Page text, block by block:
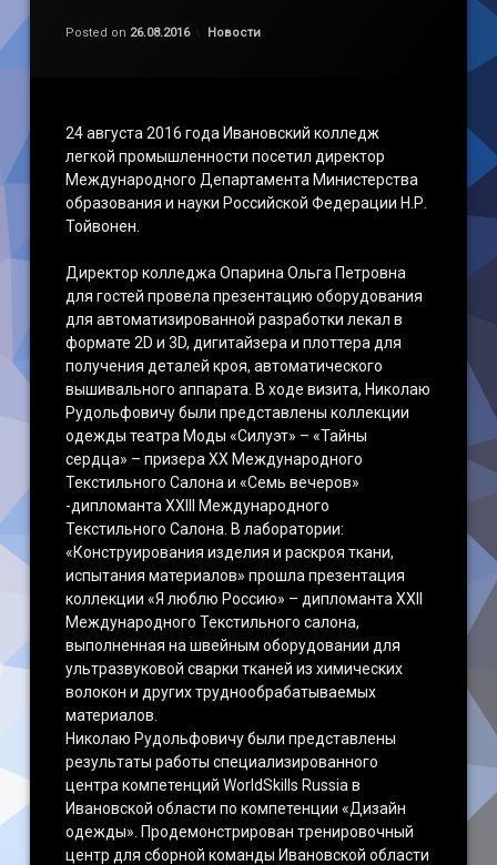
Posted on 26.08.2016
Обновлено на
by
Категории:
Новости
24 августа 2016 года Ивановский колледж
легкой промышленности посетил директор
Международного Департамента Министерства
образования и науки Российской Федерации Н.Р.
Тойвонен.
Директор колледжа Опарина Ольга Петровна
для гостей провела презентацию оборудования
для автоматизированной разработки лекал в
формате 2D и 3D, дигитайзера и плоттера для
получения деталей кроя, автоматического
вышивального аппарата. В ходе визита, Николаю
Рудольфовичу были представлены коллекции
одежды театра Моды «Силуэт» – «Тайны
сердца» – призера ХХ Международного
Текстильного Салона и «Семь вечеров»
-дипломанта ХХIII Международного
Текстильного Салона. В лаборатории:
«Конструирования изделия и раскроя ткани,
испытания материалов» прошла презентация
коллекции «Я люблю Россию» – дипломанта ХХII
Международного Текстильного салона,
выполненная на швейным оборудовании для
ультразвуковой сварки тканей из химических
волокон и других труднообрабатываемых
материалов.
Николаю Рудольфовичу были представлены
результаты работы специализированного
центра компетенций WorldSkills Russia в
Ивановской области по компетенции «Дизайн
одежды». Продемонстрирован тренировочный
центр для сборной команды Ивановской области